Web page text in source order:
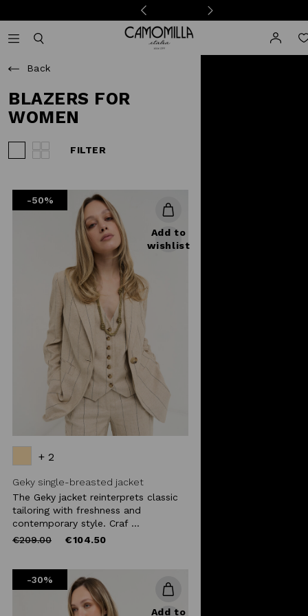
Camomilla Italia®
Back
BLAZERS FOR
WOMEN
FILTER
-50%
Add to
wishlist
+ 2
Geky single-breasted jacket
The Geky jacket reinterprets classic
tailoring with freshness and
contemporary style. Craf ...
Price
€209.00to €104.50
-30%
Add to